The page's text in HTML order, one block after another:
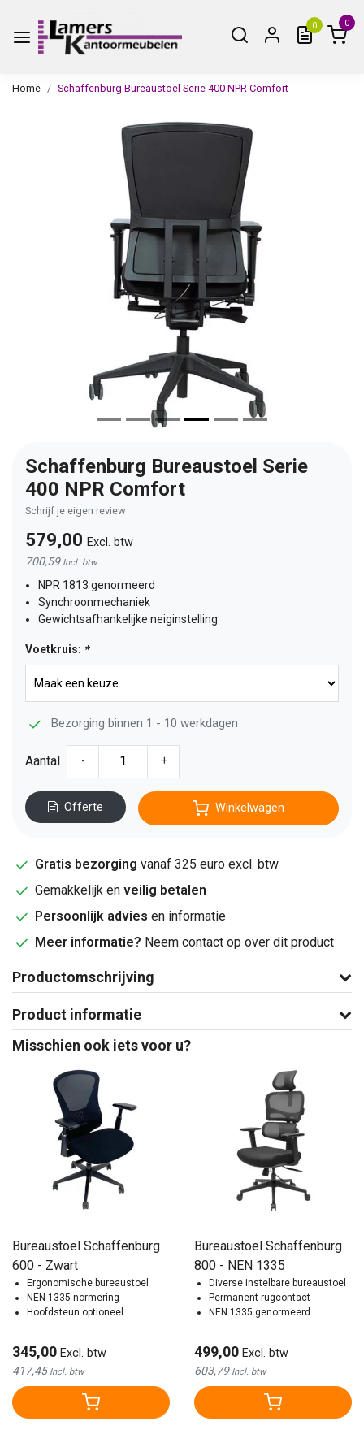
0 0
Home Schaffenburg Bureaustoel Serie 400 NPR Comfort
Schaffenburg Bureaustoel Serie
400 NPR Comfort
Schrijf je eigen review
579,00 Excl. btw
700,59 Incl. btw
NPR 1813 genormeerd
Synchroonmechaniek
Gewichtsafhankelijke neiginstelling
Voetkruis: *
Bezorging binnen 1 - 10 werkdagen
Aantal - +
Offerte Winkelwagen
Gratis bezorging vanaf 325 euro excl. btw
Gemakkelijk en veilig betalen
Persoonlijk advies en informatie
Meer informatie? Neem contact op over dit product
Productomschrijving
Product informatie
Misschien ook iets voor u?
Bureaustoel Schaffenburg
600 - Zwart
Ergonomische bureaustoel
NEN 1335 normering
Hoofdsteun optioneel
345,00 Excl. btw
417,45Incl. btw
Bureaustoel Schaffenburg
800 - NEN 1335
Diverse instelbare bureaustoel
Permanent rugcontact
NEN 1335 genormeerd
499,00 Excl. btw
603,79 Incl. btw